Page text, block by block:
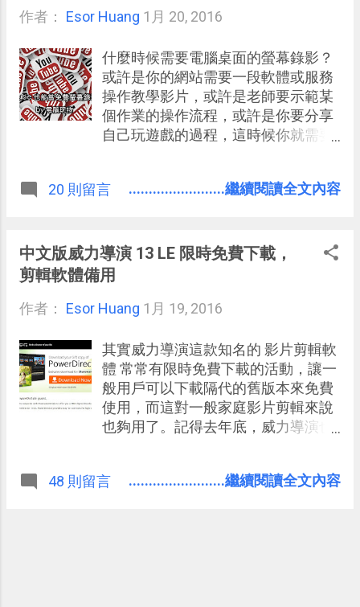
的網站速度與體質，抓出還有哪些改
作者： Esor Huang 1月 20, 2016
什麼時候需要電腦桌面的螢幕錄影？
或許是你的網站需要一段軟體或服務
操作教學影片，或許是老師要示範某
個作業的操作流程，或許是你要分享
自己玩遊戲的過程，這時候你就需要
少免費螢幕錄影程式，例如可以製作
Chrome 套件版的「 Screencastify
」、 Mac 專用的「 QuickTime Player
AZ Screen Recorder 」，他們都免費
YouTube 螢幕錄影方法更簡單！ 是
的，我們其實也可以： 用大家都熟悉
的 YouTube 直接完成電腦桌面的螢幕
錄影工作 。 而且「真的完全不需要額
外安裝軟體」，當然也完全免費，既
輯，還等於直接上傳儲存在 YouTube
20 則留言 ........................繼續閱讀全文內容
中文版威力導演 13 LE 限時免費下載，
剪輯軟體備用
作者： Esor Huang 1月 19, 2016
其實威力導演這款知名的 影片剪輯軟
體 常常有限時免費下載的活動，讓一
般用戶可以下載隔代的舊版本來免費
使用，而這對一般家庭影片剪輯來說
也夠用了。記得去年底，威力導演也
站「 軟體玩家 」的消息，「威力導演
48 則留言 ........................繼續閱讀全文內容